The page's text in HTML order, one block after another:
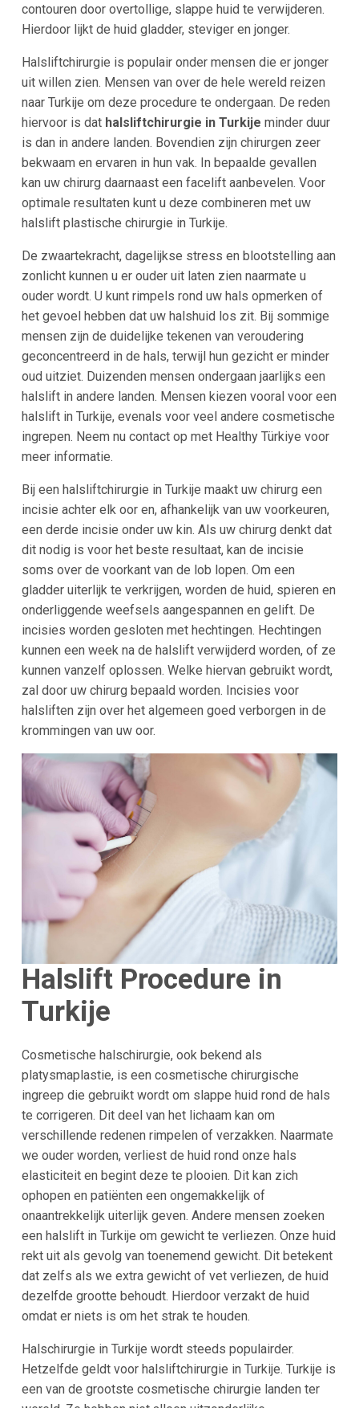
contouren door overtollige, slappe huid te verwijderen.
Hierdoor lijkt de huid gladder, steviger en jonger.
Halsliftchirurgie is populair onder mensen die er jonger
uit willen zien. Mensen van over de hele wereld reizen
naar Turkije om deze procedure te ondergaan. De reden
hiervoor is dat halsliftchirurgie in Turkije minder duur
is dan in andere landen. Bovendien zijn chirurgen zeer
bekwaam en ervaren in hun vak. In bepaalde gevallen
kan uw chirurg daarnaast een facelift aanbevelen. Voor
optimale resultaten kunt u deze combineren met uw
halslift plastische chirurgie in Turkije.
De zwaartekracht, dagelijkse stress en blootstelling aan
zonlicht kunnen u er ouder uit laten zien naarmate u
ouder wordt. U kunt rimpels rond uw hals opmerken of
het gevoel hebben dat uw halshuid los zit. Bij sommige
mensen zijn de duidelijke tekenen van veroudering
geconcentreerd in de hals, terwijl hun gezicht er minder
oud uitziet. Duizenden mensen ondergaan jaarlijks een
halslift in andere landen. Mensen kiezen vooral voor een
halslift in Turkije, evenals voor veel andere cosmetische
ingrepen. Neem nu contact op met Healthy Türkiye voor
meer informatie.
Bij een halsliftchirurgie in Turkije maakt uw chirurg een
incisie achter elk oor en, afhankelijk van uw voorkeuren,
een derde incisie onder uw kin. Als uw chirurg denkt dat
dit nodig is voor het beste resultaat, kan de incisie
soms over de voorkant van de lob lopen. Om een
gladder uiterlijk te verkrijgen, worden de huid, spieren en
onderliggende weefsels aangespannen en gelift. De
incisies worden gesloten met hechtingen. Hechtingen
kunnen een week na de halslift verwijderd worden, of ze
kunnen vanzelf oplossen. Welke hiervan gebruikt wordt,
zal door uw chirurg bepaald worden. Incisies voor
halsliften zijn over het algemeen goed verborgen in de
krommingen van uw oor.
Halslift Procedure in
Turkije
Cosmetische halschirurgie, ook bekend als
platysmaplastie, is een cosmetische chirurgische
ingreep die gebruikt wordt om slappe huid rond de hals
te corrigeren. Dit deel van het lichaam kan om
verschillende redenen rimpelen of verzakken. Naarmate
we ouder worden, verliest de huid rond onze hals
elasticiteit en begint deze te plooien. Dit kan zich
ophopen en patiënten een ongemakkelijk of
onaantrekkelijk uiterlijk geven. Andere mensen zoeken
een halslift in Turkije om gewicht te verliezen. Onze huid
rekt uit als gevolg van toenemend gewicht. Dit betekent
dat zelfs als we extra gewicht of vet verliezen, de huid
dezelfde grootte behoudt. Hierdoor verzakt de huid
omdat er niets is om het strak te houden.
Halschirurgie in Turkije wordt steeds populairder.
Hetzelfde geldt voor halsliftchirurgie in Turkije. Turkije is
een van de grootste cosmetische chirurgie landen ter